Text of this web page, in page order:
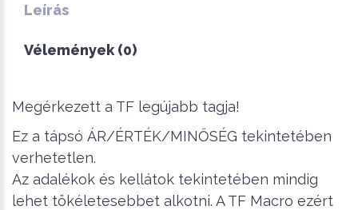
Leírás
Vélemények (0)
Megérkezett a TF legújabb tagja!
Ez a tápsó ÁR/ÉRTÉK/MINŐSÉG tekintetében
verhetetlen.
Az adalékok és kellátok tekintetében mindig
lehet tökéletesebbet alkotni. A TF Macro ezért